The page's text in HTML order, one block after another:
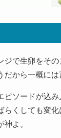
で生卵をその
だから一概に
ソードが込み
らくしても変
が神よ。